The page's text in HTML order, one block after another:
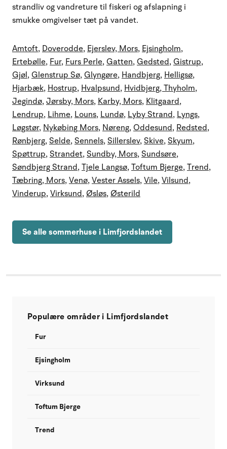
strandliv og vandreture til fiskeri og afslapning i
smukke omgivelser tæt på vandet.
Amtoft, Doverodde, Ejerslev, Mors, Ejsingholm,
Ertebølle, Fur, Furs Perle, Gatten, Gedsted, Gistrup,
Gjøl, Glenstrup Sø, Glyngøre, Handbjerg, Helligsø,
Hjarbæk, Hostrup, Hvalpsund, Hvidbjerg, Thyholm,
Jegindø,Jørsby, Mors, Karby, Mors, Klitgaard,
Lendrup, Lihme, Louns, Lundø, Lyby Strand, Lyngs,
Løgstør, Nykøbing Mors, Nøreng, Oddesund, Redsted,
Rønbjerg,Selde,Sennels,Sillerslev,Skive,Skyum,
Spøttrup,Strandet,Sundby, Mors,Sundsøre,
Søndbjerg Strand,Tjele Langsø,Toftum Bjerge,Trend,
Tæbring, Mors,Venø,Vester Assels,Vile,Vilsund,
Vinderup,Virksund, Øsløs, Østerild
Se alle sommerhuse i Limfjordslandet
Populære områder i Limfjordslandet
Fur
Ejsingholm
Virksund
Toftum Bjerge
Trend